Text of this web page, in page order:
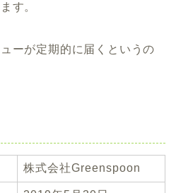
す。
ーが定期的に届くというの
株式会社Greenspoon